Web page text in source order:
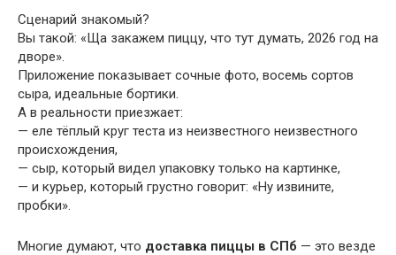
Сценарий знакомый?
Вы такой: «Ща закажем пиццу, что тут думать, 2026 год на
дворе».
Приложение показывает сочные фото, восемь сортов
сыра, идеальные бортики.
А в реальности приезжает:
— еле тёплый круг теста из неизвестного неизвестного
происхождения,
— сыр, который видел упаковку только на картинке,
— и курьер, который грустно говорит: «Ну извините,
пробки».
Многие думают, что доставка пиццы в СПб — это везде